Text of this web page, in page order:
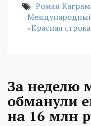
Роман
«Красная
За неделю
обманули
на 16 млн